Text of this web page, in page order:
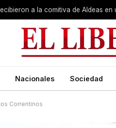
Nacionales Sociedad
Correntinos